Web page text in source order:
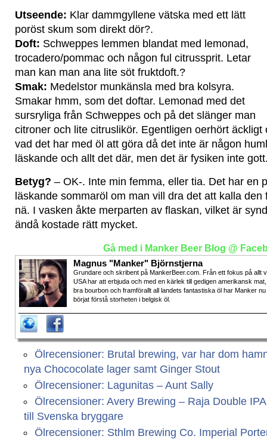
Utseende: Klar dammgyllene vätska med ett lätt
poröst skum som direkt dör?.
Doft: Schweppes lemmen blandat med lemonad,
trocadero/pommac och någon ful citrussprit. Letar
man kan man ana lite söt fruktdoft.?
Smak: Medelstor munkänsla med bra kolsyra.
Smakar hmm, som det doftar. Lemonad med det
sursryliga från Schweppes och på det slänger man
citroner och lite citruslikör. Egentligen oerhört äckligt
vad det har med öl att göra då det inte är någon
läskande och allt det där, men det är fysiken inte
Betyg? – OK-. Inte min femma, eller tia. Det har en
läskande sommaröl om man vill dra det att kalla
nä. I vasken åkte merparten av flaskan, vilket är
ändå kostade rätt mycket.
Gå med i Manker Beer Blog @
Magnus "Manker" Björnstjerna
Grundare och skribent på MankerBeer.com. Från ett fokus på allt
USA har att erbjuda och med en kärlek till gedigen amerikansk mat,
bra bourbon och framförallt all landets fantastiska öl har Manker nu
börjat förstå storheten i belgisk öl.
Ölrecensioner: Brutal brewing, var har dom
nya Chococolate lager samt Ginger Stout
Ölrecensioner: Lagunitas – Aunt Sally
Ölrecensioner: Avery Brewing – Raja Double
till Svenska bryggare
Ölrecensioner: Sthlm Brewing Co. Imperial